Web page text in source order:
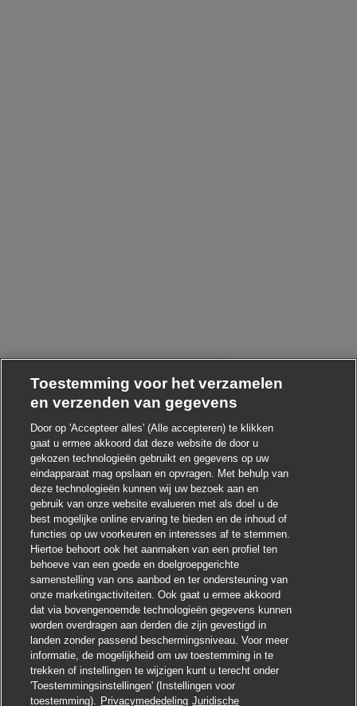
! Heb je interesse in deze baan? Chatbot-melding sluiten
Ik ben geïnteresseerd
Soortgelijke banen zoeken
Toestemming voor het verzamelen
en verzenden van gegevens
Door op 'Accepteer alles' (Alle accepteren) te klikken
gaat u ermee akkoord dat deze website de door u
gekozen technologieën gebruikt en gegevens op uw
eindapparaat mag opslaan en opvragen. Met behulp van
deze technologieën kunnen wij uw bezoek aan en
gebruik van onze website evalueren met als doel u de
best mogelijke online ervaring te bieden en de inhoud of
functies op uw voorkeuren en interesses af te stemmen.
Hiertoe behoort ook het aanmaken van een profiel ten
behoeve van een goede en doelgroepgerichte
samenstelling van ons aanbod en ter ondersteuning van
onze marketingactiviteiten. Ook gaat u ermee akkoord
dat via bovengenoemde technologieën gegevens kunnen
worden overdragen aan derden die zijn gevestigd in
landen zonder passend beschermingsniveau. Voor meer
informatie, de mogelijkheid om uw toestemming in te
trekken of instellingen te wijzigen kunt u terecht onder
'Toestemmingsinstellingen' (Instellingen voor
toestemming). Privacymededeling Juridische